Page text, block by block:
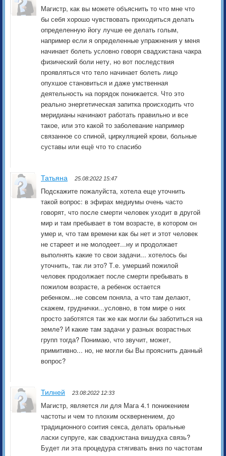
Магистр, как вы можете объяснить то что мне что
бы себя хорошо чувствовать приходиться делать
определенную йогу лучше ее делать голым,
например если я определенные упражнения у меня
начинает болеть условно говоря свадхистана чакра
физический боли нету, но вот последствия
проявляться что тело начинает болеть лицо
опухшое становиться и даже умственная
деятельность на порядок понижается. Что это
реально энергетическая запитка происходить что
меридианы начинают работать правильно и все
такое, или это какой то заболевание например
связанное со спиной, циркуляцией крови, больные
суставы или ещё что то спасибо
Татьяна 25.08:2022 15:47
Подскажите пожалуйста, хотела еще уточнить
такой вопрос: в эфирах медиумы очень часто
говорят, что после смерти человек уходит в другой
мир и там пребывает в том возрасте, в котором он
умер и, что там времени как бы нет и этот человек
не стареет и не молодеет...ну и продолжает
выполнять какие то свои задачи... хотелось бы
уточнить, так ли это? Т.е. умерший пожилой
человек продолжает после смерти пребывать в
пожилом возрасте, а ребенок остается
ребенком...не совсем поняла, а что там делают,
скажем, груднички...условно, в том мире о них
просто заботятся так же как могли бы заботиться на
земле? И какие там задачи у разных возрастных
групп тогда? Понимаю, что звучит, может,
примитивно... но, не могли бы Вы прояснить данный
вопрос?
Тилней 23.08:2022 12:33
Магистр, является ли для Мага 4.1 понижением
частоты и чем то плохим осквернением, до
традиционного соития секса, делать оральные
ласки супруге, как свадхистана вишудха связь?
Будет ли эта процедура стягивать вниз по частотам